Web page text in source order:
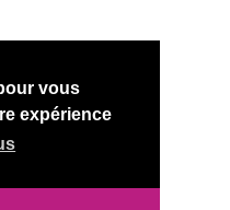
vous
expérience
RussianKisses